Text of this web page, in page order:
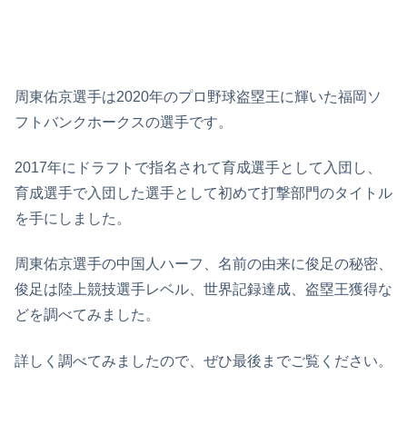
周東佑京選手は2020年のプロ野球盗塁王に輝いた福岡ソ
フトバンクホークスの選手です。
2017年にドラフトで指名されて育成選手として入団し、
育成選手で入団した選手として初めて打撃部門のタイトル
を手にしました。
周東佑京選手の中国人ハーフ、名前の由来に俊足の秘密、
俊足は陸上競技選手レベル、世界記録達成、盗塁王獲得な
どを調べてみました。
詳しく調べてみましたので、ぜひ最後までご覧ください。